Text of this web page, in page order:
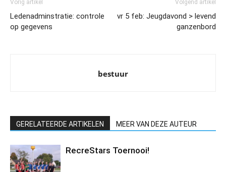
Vorig artikel
Ledenadminstratie: controle
op gegevens
Volgend artikel
vr 5 feb: Jeugdavond > levend
ganzenbord
bestuur
GERELATEERDE ARTIKELEN MEER VAN DEZE AUTEUR
RecreStars Toernooi!